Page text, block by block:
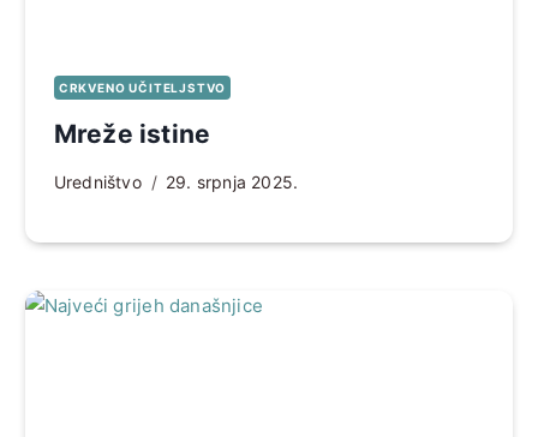
CRKVENO UČITELJSTVO
Mreže istine
Uredništvo 29. srpnja 2025.